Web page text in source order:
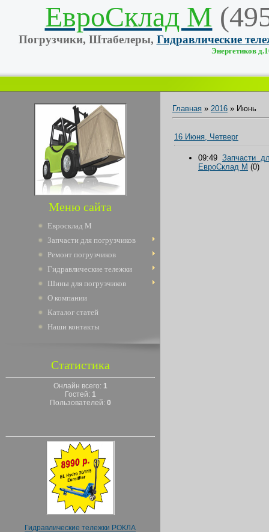
ЕвроСклад М
Погрузчики, Штабелеры, Гидравлические
Энергетиков
Меню сайта
Евросклад М
Запчасти для погрузчиков
Ремонт погрузчиков
Гидравлические тележки
Шины для погрузчиков
О компании
Каталог статей
Наши контакты
Статистика
Онлайн всего: 1
Гостей: 1
Пользователей: 0
Гидравлические тележки РОКЛА
Главная » 2016 » Июнь
16 Июня, Четверг
09:49 Запчасти
ЕвроCклад М (0)